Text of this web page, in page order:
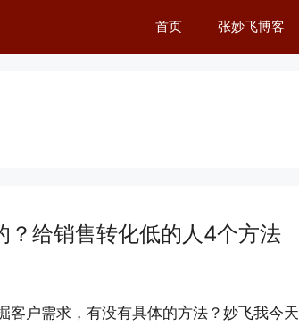
首页 张妙飞博客
？给销售转化低的人4个方法
客户需求，有没有具体的方法？妙飞我今天